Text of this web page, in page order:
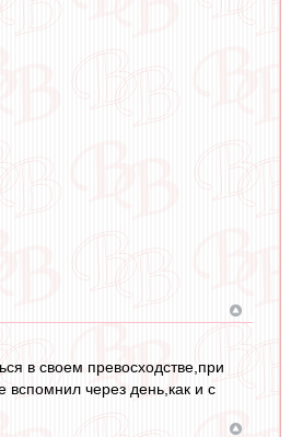
в своем превосходстве,при
через день,как и с